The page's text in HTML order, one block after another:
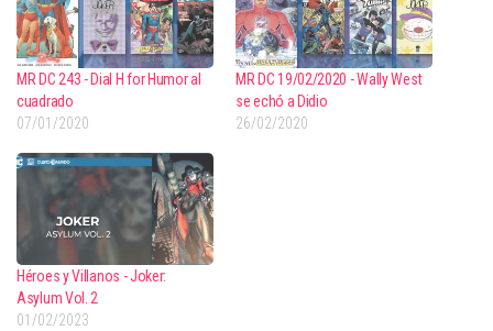
MR DC 243 - Dial H for Humor al
cuadrado
07/01/2020
MR DC 19/02/2020 - Wally West
se echó a Didio
26/02/2020
Héroes y Villanos - Joker:
Asylum Vol. 2
01/02/2023